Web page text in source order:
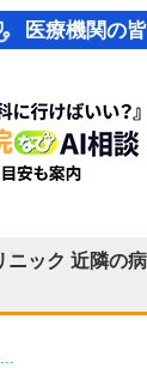
医療機関の
ニック 近隣の